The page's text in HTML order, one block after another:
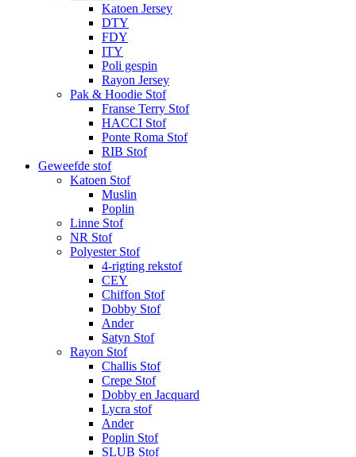
Katoen Jersey
DTY
FDY
ITY
Poli gespin
Rayon Jersey
Pak & Hoodie Stof
Franse Terry Stof
HACCI Stof
Ponte Roma Stof
RIB Stof
Geweefde stof
Katoen Stof
Muslin
Poplin
Linne Stof
NR Stof
Polyester Stof
4-rigting rekstof
CEY
Chiffon Stof
Dobby Stof
Ander
Satyn Stof
Rayon Stof
Challis Stof
Crepe Stof
Dobby en Jacquard
Lycra stof
Ander
Poplin Stof
SLUB Stof